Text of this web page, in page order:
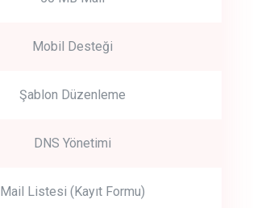
Mobil Desteği
Şablon Düzenleme
DNS Yönetimi
Mail Listesi (Kayıt Formu)